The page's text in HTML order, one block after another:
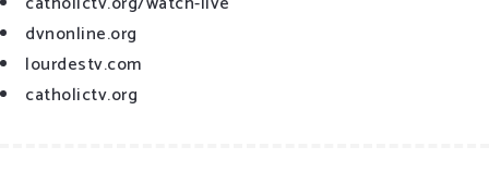
dvnonline.org
lourdestv.com
catholictv.org